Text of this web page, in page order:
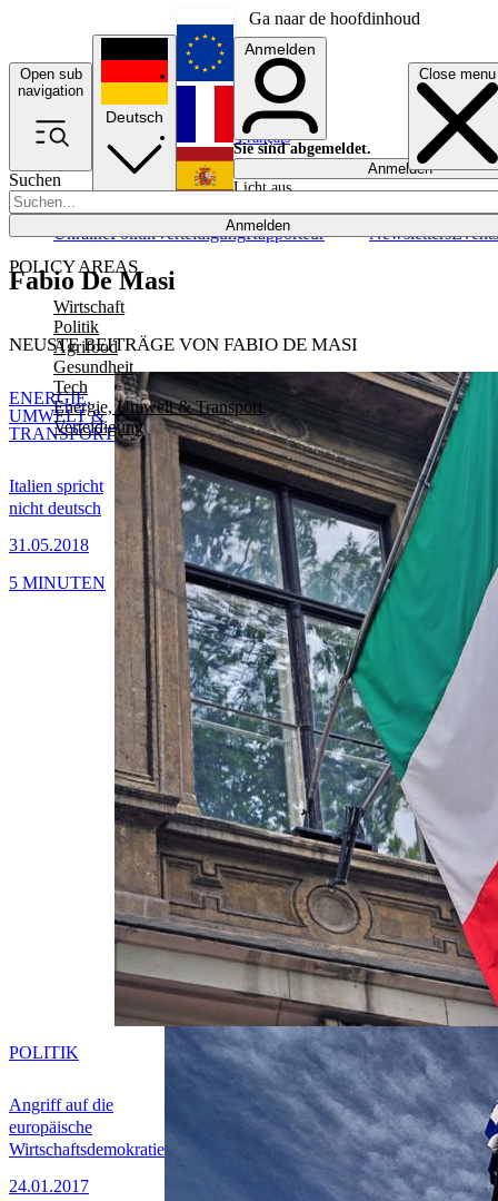
Ga naar de hoofdinhoud
Open sub
navigation
Close menu
Suchen
Anmelden
POLICY AREAS
Wirtschaft
Politik
Agrifood
Gesundheit
Tech
Energie, Umwelt & Transport
Verteidigung
UkrainePolitikVerteidigungRapporteur NewslettersEvents
Deutsch
English
Français
Anmelden
Sie sind abgemeldet.
Anmelden
Licht aus
Fabio De Masi
NEUSTE BEITRÄGE VON FABIO DE MASI
Italien spricht
nicht deutsch
31.05.2018
ENERGIE,
UMWELT &
TRANSPORT
5 MINUTEN
Angriff auf die
europäische
Wirtschaftsdemokratie
24.01.2017
POLITIK